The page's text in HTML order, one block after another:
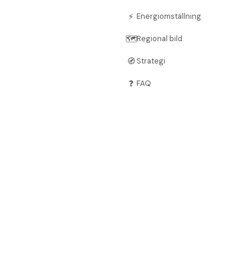
⚡ Energiomställning
🗺️Regional bild
🧭Strategi
❓ FAQ